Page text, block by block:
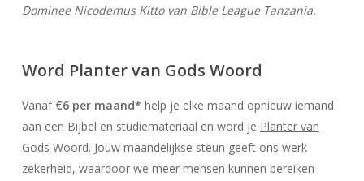
Dominee Nicodemus Kitto van Bible League Tanzania.
Word Planter van Gods Woord
Vanaf €6 per maand* help je elke maand opnieuw iemand
aan een Bijbel en studiemateriaal en word je Planter van
Gods Woord. Jouw maandelijkse steun geeft ons werk
zekerheid, waardoor we meer mensen kunnen bereiken